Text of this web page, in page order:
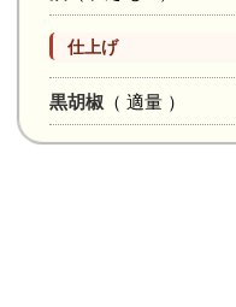
仕上げ
黒胡椒 （ 適量 ）